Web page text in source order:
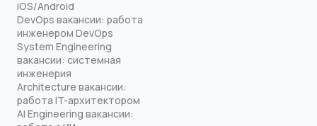
iOS/Android
DevOps вакансии: работа
инженером DevOps
System Engineering
вакансии: системная
инженерия
Architecture вакансии:
работа IT-архитектором
AI Engineering вакансии: